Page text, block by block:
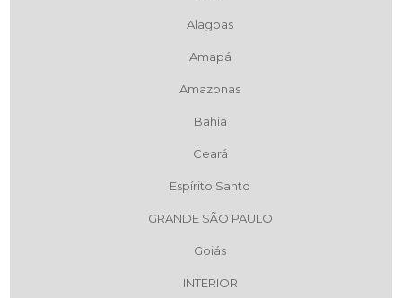
Alagoas
Amapá
Amazonas
Bahia
Ceará
Espírito Santo
GRANDE SÃO PAULO
Goiás
INTERIOR